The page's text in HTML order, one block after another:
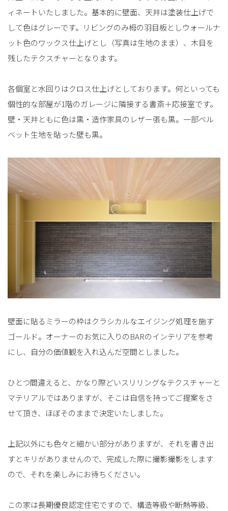
ィネートいたしました。基本的に壁面、天井は塗装仕上げで
して色はグレーです。リビングのみ栂の羽目板としウォールナ
ット色のワックス仕上げとし（写真は生地のまま）、木目を
残したテクスチャーとなります。
各個室と水回りはクロス仕上げとしております。何といっても
個性的な部屋が1階のガレージに隣接する書斎＋応接室です。
壁・天井ともに色は黒・造作家具のレザー張も黒。一部ベル
ベット生地を貼った壁も黒。
壁面に貼るミラーの枠はクラシカルなエイジング処理を施す
ゴールド。オーナーのお気に入りのBARのインテリアを参考
にし、自分の価値観を入れ込んだ空間としました。
ひとつ間違えると、かなり際どいスリリングなテクスチャーと
マテリアルではありますが、そこは自信を持ってご提案をさ
せて頂き、ほぼそのままで決定いたしました。
上記以外にも色々と細かい部分がありますが、それを書き出
すとキリがありませんので、完成した際に撮影撮影をします
ので、それを楽しみにお待ちください。
この家は長期優良認定住宅ですので、構造等級や断熱等級、